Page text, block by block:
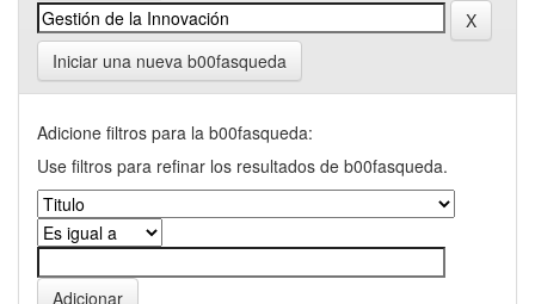
Iniciar una nueva b00fasqueda
Adicione filtros para la b00fasqueda:
Use filtros para refinar los resultados de b00fasqueda.